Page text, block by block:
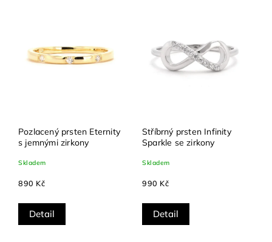
Pozlacený prsten Eternity
s jemnými zirkony
Skladem
890 Kč
Detail
Stříbrný prsten Infinity
Sparkle se zirkony
Skladem
990 Kč
Detail